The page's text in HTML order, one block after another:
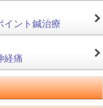
イント鍼治療
経痛